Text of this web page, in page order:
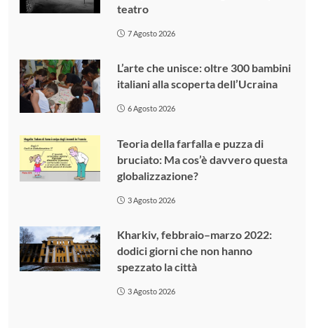
teatro
7 Agosto 2026
L’arte che unisce: oltre 300 bambini
italiani alla scoperta dell’Ucraina
6 Agosto 2026
Teoria della farfalla e puzza di
bruciato: Ma cos’è davvero questa
globalizzazione?
3 Agosto 2026
Kharkiv, febbraio–marzo 2022:
dodici giorni che non hanno
spezzato la città
3 Agosto 2026